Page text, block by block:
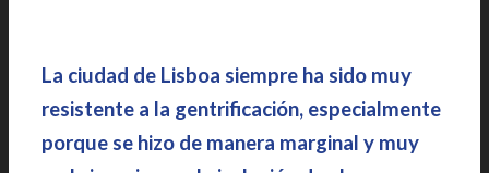
La ciudad de Lisboa siempre ha sido muy
resistente a la gentrificación, especialmente
porque se hizo de manera marginal y muy